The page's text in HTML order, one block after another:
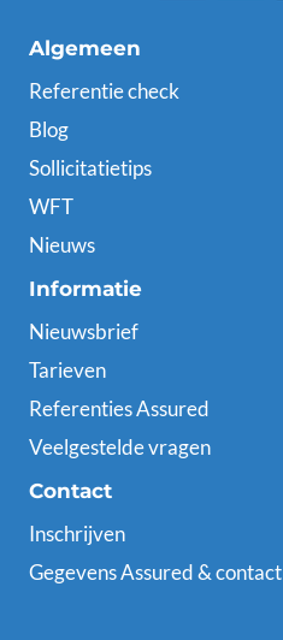
Algemeen
Referentie check
Blog
Sollicitatietips
WFT
Nieuws
Informatie
Nieuwsbrief
Tarieven
Referenties Assured
Veelgestelde vragen
Contact
Inschrijven
Gegevens Assured & contact